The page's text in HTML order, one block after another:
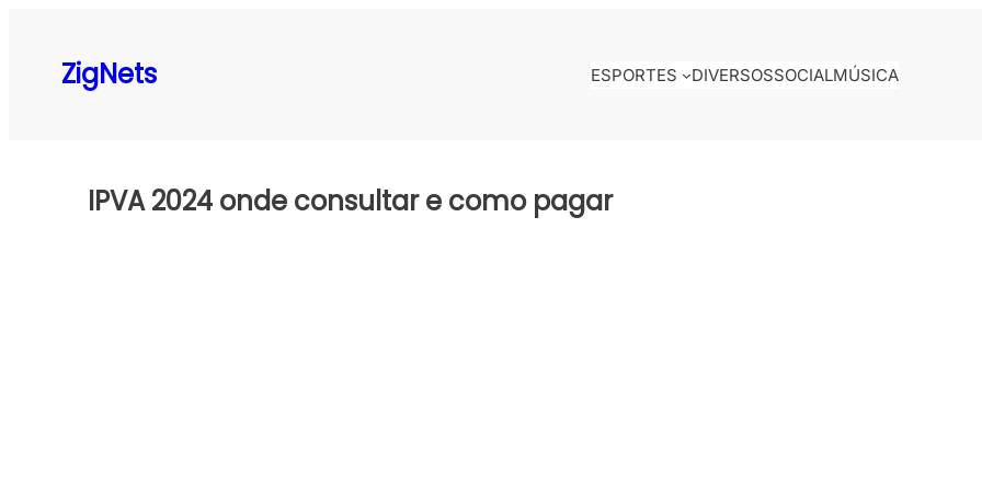
ZigNets ESPORTES DIVERSOSSOCIALMÚSICA
IPVA 2024 onde consultar e como pagar